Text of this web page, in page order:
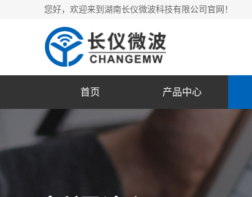
您好，欢迎来到湖南长仪微波科技有限公司官网！
首页 产品中心